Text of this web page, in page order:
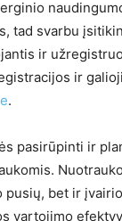
tad svarbu
ir
ir
.
pasirūpinti ir
pusių, bet ir
vartojimo